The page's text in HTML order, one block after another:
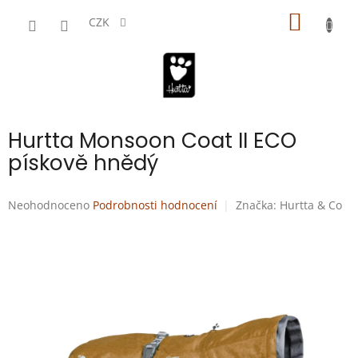
CZK
Hurtta Monsoon Coat II ECO
pískově hnědý
Průměrné
Neohodnoceno Podrobnosti hodnocení Značka: Hurtta & Co